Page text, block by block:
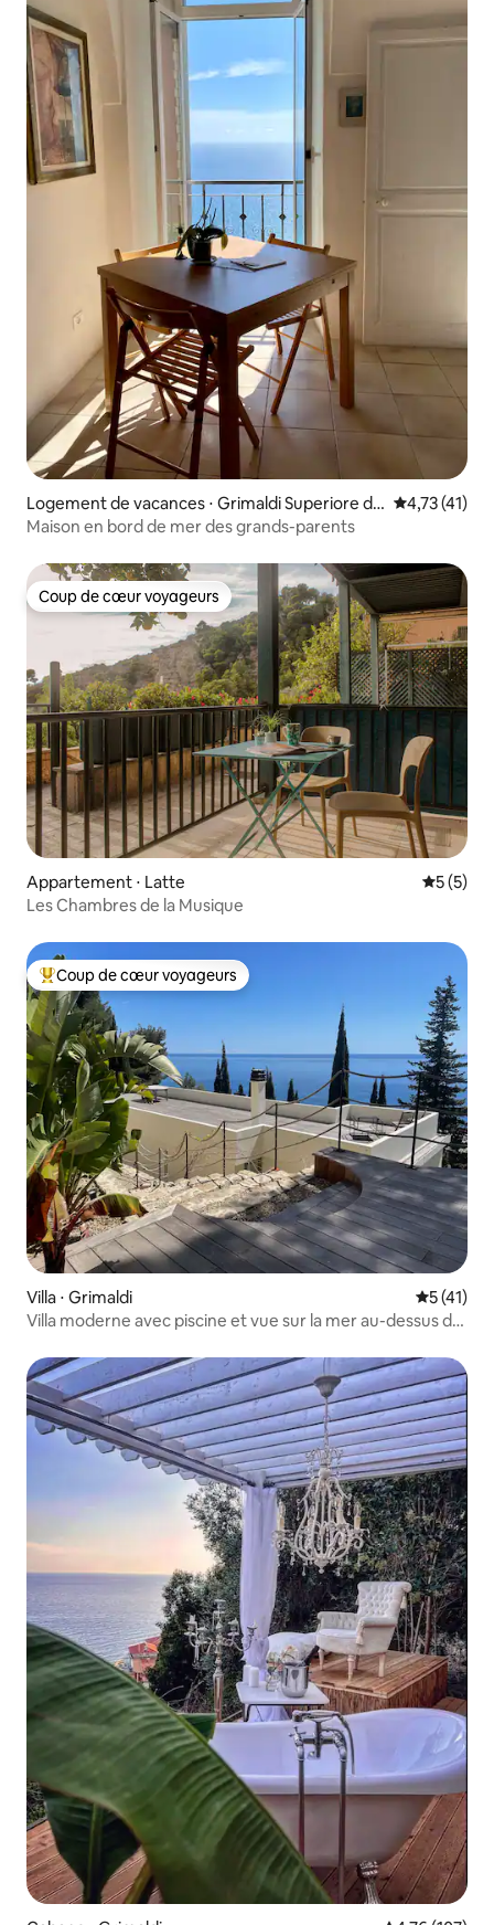
Logement de vacances ⋅ Grimaldi Superiore di
Ventimiglia
Évaluation
4,73 (41)
Maison en bord de mer des grands-parents
Coup de cœur voyageurs
Coup de cœur voyageurs
Appartement ⋅ Latte
5 (5)
Les Chambres de la Musique
Coups de cœur voyageurs les plus appréciés
Coup de cœur voyageurs
Villa ⋅ Grimaldi
5 (41)
Villa moderne avec piscine et vue sur la mer au-dessus de